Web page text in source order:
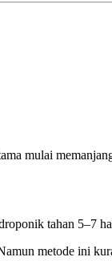
mulai
tahan 5–7
metode ini